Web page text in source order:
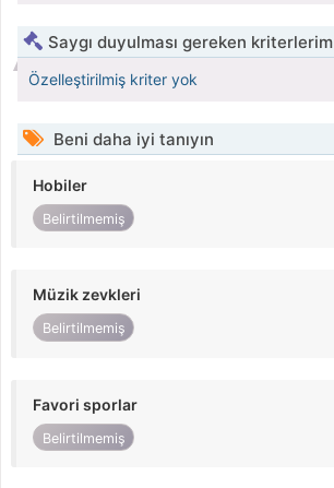
Saygı duyulması gereken kriterlerim
Özelleştirilmiş kriter yok
Beni daha iyi tanıyın
Hobiler
Belirtilmemiş
Müzik zevkleri
Belirtilmemiş
Favori sporlar
Belirtilmemiş